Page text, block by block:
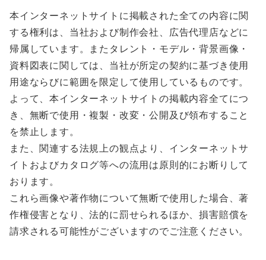
本インターネットサイトに掲載された全ての内容に関
する権利は、当社および制作会社、広告代理店などに
帰属しています。またタレント・モデル・背景画像・
資料図表に関しては、当社が所定の契約に基づき使用
用途ならびに範囲を限定して使用しているものです。
よって、本インターネットサイトの掲載内容全てにつ
き、無断で使用・複製・改変・公開及び領布すること
を禁止します。
また、関連する法規上の観点より、インターネットサ
イトおよびカタログ等への流用は原則的にお断りして
おります。
これら画像や著作物について無断で使用した場合、著
作権侵害となり、法的に罰せられるほか、損害賠償を
請求される可能性がございますのでご注意ください。